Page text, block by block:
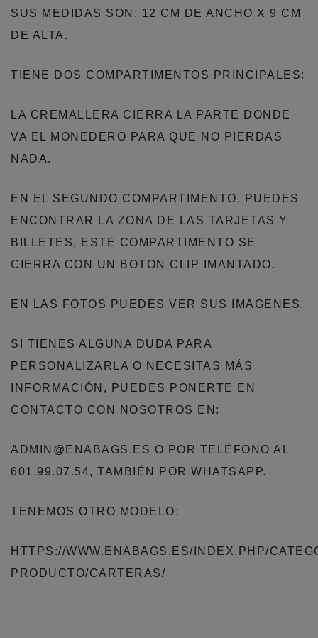
SUS MEDIDAS SON: 12 CM DE ANCHO X 9 CM
DE ALTA.
TIENE DOS COMPARTIMENTOS PRINCIPALES:
LA CREMALLERA CIERRA LA PARTE DONDE
VA EL MONEDERO PARA QUE NO PIERDAS
NADA.
EN EL SEGUNDO COMPARTIMENTO, PUEDES
ENCONTRAR LA ZONA DE LAS TARJETAS Y
BILLETES, ESTE COMPARTIMENTO SE
CIERRA CON UN BOTON CLIP IMANTADO.
EN LAS FOTOS PUEDES VER SUS IMAGENES.
SI TIENES ALGUNA DUDA PARA
PERSONALIZARLA O NECESITAS MÁS
INFORMACIÓN, PUEDES PONERTE EN
CONTACTO CON NOSOTROS EN:
ADMIN@ENABAGS.ES O POR TELÉFONO AL
601.99.07.54, TAMBIÉN POR WHATSAPP.
TENEMOS OTRO MODELO:
HTTPS://WWW.ENABAGS.ES/INDEX.PHP/
PRODUCTO/CARTERAS/